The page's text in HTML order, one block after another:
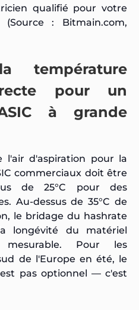
qualifié pour votre
(Source : Bitmain.com,
température
pour un
à grande
d'aspiration pour la
commerciaux doit être
de 25°C pour des
Au-dessus de 35°C de
le bridage du hashrate
longévité du matériel
Pour les
de l'Europe en été, le
pas optionnel — c'est